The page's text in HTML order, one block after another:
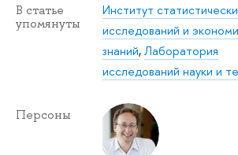
В статье
упомянуты
Институт
исследований и
знаний,Лаборатория
исследований науки и
Персоны